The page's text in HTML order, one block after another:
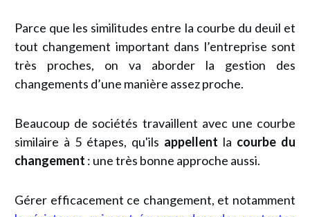
Parce que les similitudes entre la courbe du deuil et
tout changement important dans l’entreprise sont
très proches, on va aborder la gestion des
changements d’une manière assez proche.
Beaucoup de sociétés travaillent avec une courbe
similaire à 5 étapes, qu'ils appellent la courbe du
changement : une très bonne approche aussi.
Gérer efficacement ce changement, et notamment